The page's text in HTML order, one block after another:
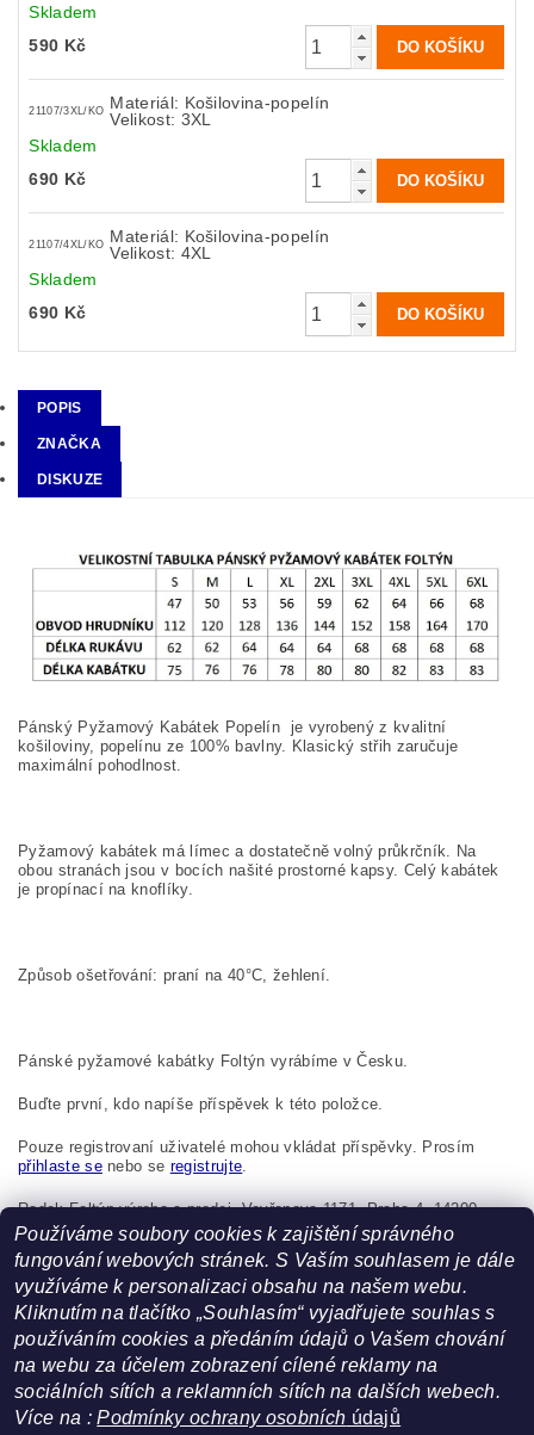
Skladem
590 Kč
21107/3XL/KO Materiál: Košilovina-popelín
Velikost: 3XL
Skladem
690 Kč
21107/4XL/KO Materiál: Košilovina-popelín
Velikost: 4XL
Skladem
690 Kč
POPIS
ZNAČKA
DISKUZE
Pánský Pyžamový Kabátek Popelín je vyrobený z kvalitní
košiloviny, popelínu ze 100% bavlny. Klasický střih zaručuje
maximální pohodlnost.
Pyžamový kabátek má límec a dostatečně volný průkrčník. Na
obou stranách jsou v bocích našité prostorné kapsy. Celý kabátek
je propínací na knoflíky.
Způsob ošetřování: praní na 40°C, žehlení.
Pánské pyžamové kabátky Foltýn vyrábíme v Česku.
Buďte první, kdo napíše příspěvek k této položce.
Pouze registrovaní uživatelé mohou vkládat příspěvky. Prosím
přihlaste senebo se registrujte
Radek Foltýn výroba a prodej, Vavřenova 1171, Praha 4, 14200,
Česká republika, foltynradek@seznam.cz
Facebook | Heureka.cz
Používáme soubory cookies k zajištění správného
fungování webových stránek. S Vaším souhlasem je dále
využíváme k personalizaci obsahu na našem webu.
Kliknutím na tlačítko „Souhlasím“ vyjadřujete souhlas s
používáním cookies a předáním údajů o Vašem chování
na webu za účelem zobrazení cílené reklamy na
sociálních sítích a reklamních sítích na dalších webech.
Více na :Podmínky ochrany osobních údajů